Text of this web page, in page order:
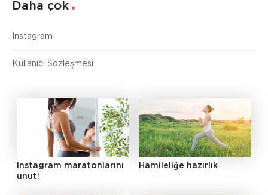
Daha çok
Instagram
Kullanıcı Sözleşmesi
Instagram maratonlarını
unut!
Hamileliğe hazırlık